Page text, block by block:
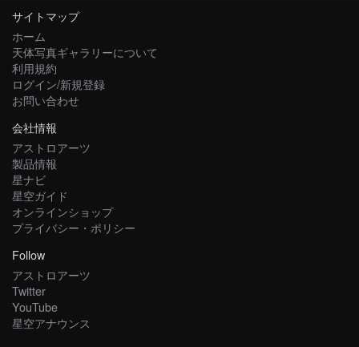
サイトマップ
ホーム
天体写真ギャラリーについて
利用規約
ログイン/新規登録
お問い合わせ
会社情報
アストロアーツ
製品情報
星ナビ
星空ガイド
オンラインショップ
プライバシー・ポリシー
Follow
アストロアーツ
Twitter
YouTube
星空アナウンス